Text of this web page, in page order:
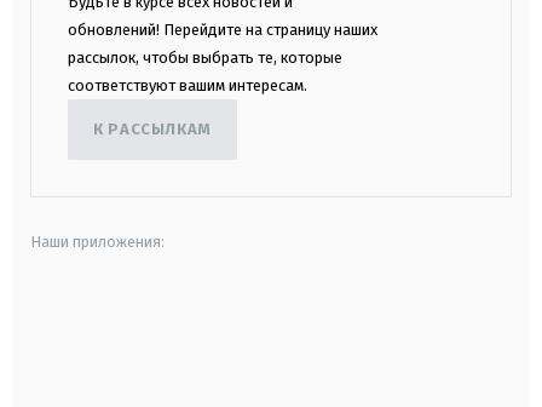
обновлений! Перейдите на страницу наших
рассылок, чтобы выбрать те, которые
соответствуют вашим интересам.
К РАССЫЛКАМ
Наши приложения: